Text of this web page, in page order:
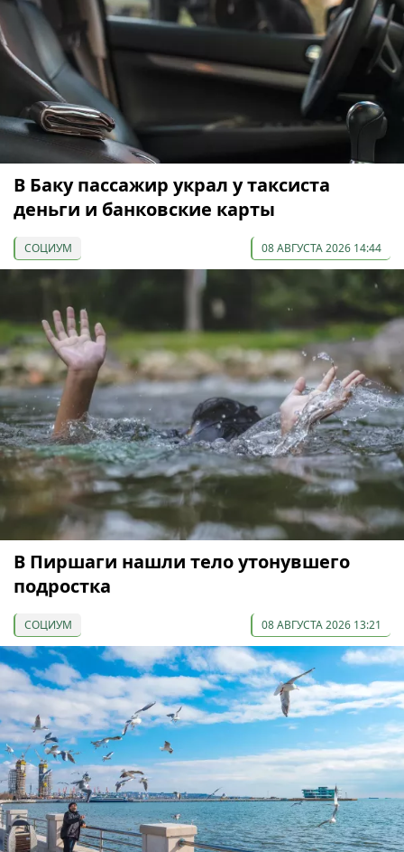
В Баку пассажир украл у таксиста
деньги и банковские карты
СОЦИУМ 08 АВГУСТА 2026 14:44
В Пиршаги нашли тело утонувшего
подростка
СОЦИУМ 08 АВГУСТА 2026 13:21